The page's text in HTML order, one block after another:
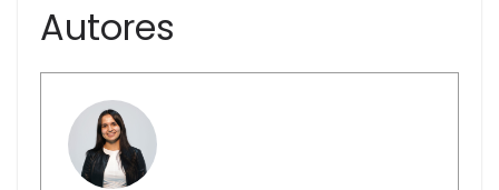
Autores